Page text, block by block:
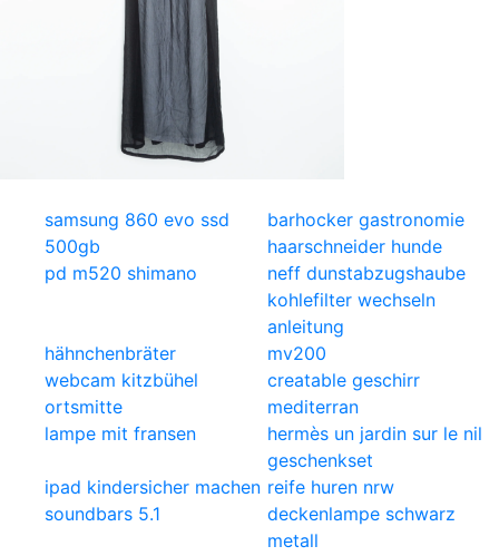
samsung 860 evo ssd
500gb
barhocker gastronomie
haarschneider hunde
pd m520 shimano
neff dunstabzugshaube
kohlefilter wechseln
anleitung
hähnchenbräter
mv200
webcam kitzbühel
ortsmitte
creatable geschirr
mediterran
lampe mit fransen
hermès un jardin sur le nil
geschenkset
ipad kindersicher machen reife huren nrw
soundbars 5.1
deckenlampe schwarz
metall